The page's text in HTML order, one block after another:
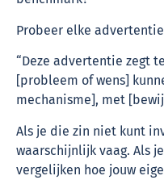
Probeer elke
“Deze advertentie zegt
[probleem of wens]
mechanisme], met
Als je die zin niet kunt
waarschijnlijk vaag. Als
vergelijken hoe jouw